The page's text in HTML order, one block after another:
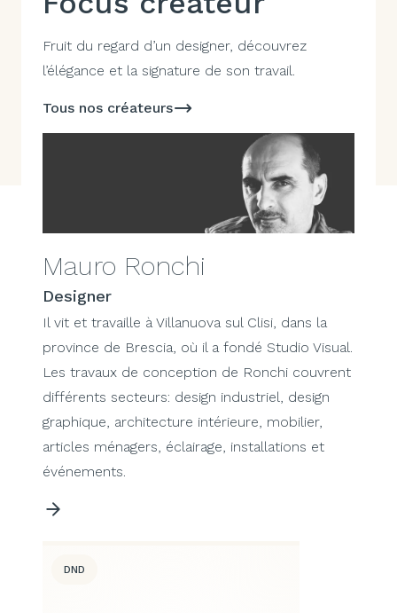
Fruit du regard d’un designer, découvrez
l’élégance et la signature de son travail.
Tous nos créateurs
Mauro Ronchi
Designer
Il vit et travaille à Villanuova sul Clisi, dans la
province de Brescia, où il a fondé Studio Visual.
Les travaux de conception de Ronchi couvrent
différents secteurs: design industriel, design
graphique, architecture intérieure, mobilier,
articles ménagers, éclairage, installations et
événements.
DND